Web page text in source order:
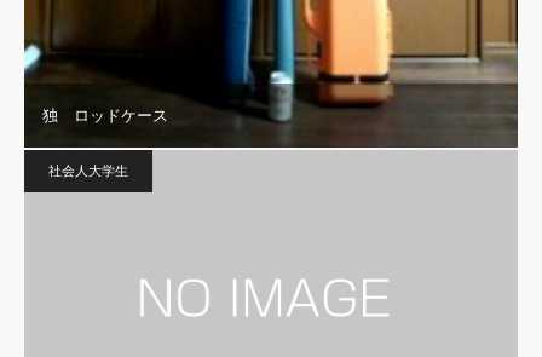
独 ロッドケース
社会人大学生